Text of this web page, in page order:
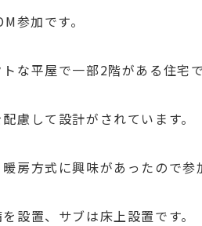
参加です。
な平屋で一部2階がある住宅で
慮して設計がされています。
房方式に興味があったので参
設置、サブは床上設置です。